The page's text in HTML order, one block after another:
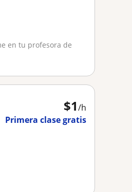
en tu profesora de
$1/h
Primera clase gratis